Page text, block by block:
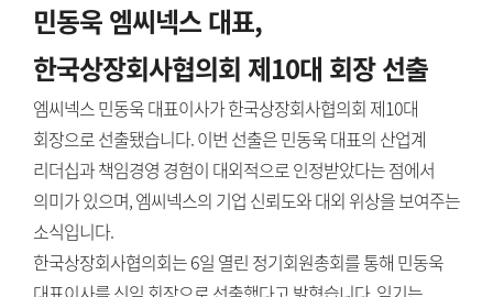
민동욱 엠씨넥스 대표,
한국상장회사협의회 제10대 회장 선출
엠씨넥스 민동욱 대표이사가 한국상장회사협의회 제10대
회장으로 선출됐습니다. 이번 선출은 민동욱 대표의 산업계
리더십과 책임경영 경험이 대외적으로 인정받았다는 점에서
의미가 있으며, 엠씨넥스의 기업 신뢰도와 대외 위상을 보여주는
소식입니다.
한국상장회사협의회는 6일 열린 정기회원총회를 통해 민동욱